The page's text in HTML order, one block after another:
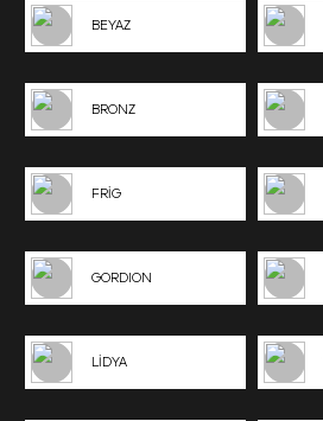
BEYAZ
BRONZ
FRİG
GORDION
LİDYA